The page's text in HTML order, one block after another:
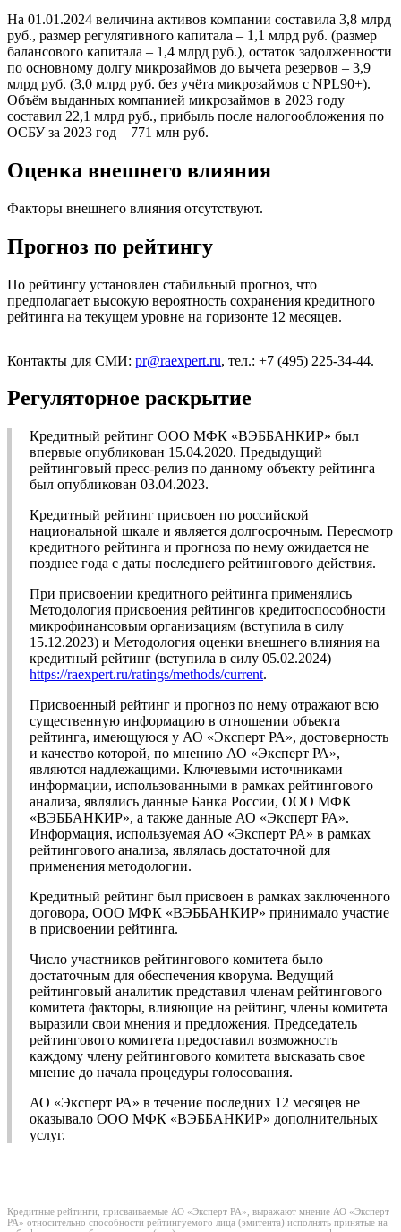
На 01.01.2024 величина активов компании составила 3,8 млрд
руб., размер регулятивного капитала – 1,1 млрд руб. (размер
балансового капитала – 1,4 млрд руб.), остаток задолженности
по основному долгу микрозаймов до вычета резервов – 3,9
млрд руб. (3,0 млрд руб. без учёта микрозаймов с NPL90+).
Объём выданных компанией микрозаймов в 2023 году
составил 22,1 млрд руб., прибыль после налогообложения по
ОСБУ за 2023 год – 771 млн руб.
Оценка внешнего влияния
Факторы внешнего влияния отсутствуют.
Прогноз по рейтингу
По рейтингу установлен стабильный прогноз, что
предполагает высокую вероятность сохранения кредитного
рейтинга на текущем уровне на горизонте 12 месяцев.
Контакты для СМИ: pr@raexpert.ru, тел.: +7 (495) 225-34-44.
Регуляторное раскрытие
Кредитный рейтинг ООО МФК «ВЭББАНКИР» был
впервые опубликован 15.04.2020. Предыдущий
рейтинговый пресс-релиз по данному объекту рейтинга
был опубликован 03.04.2023.
Кредитный рейтинг присвоен по российской
национальной шкале и является долгосрочным. Пересмотр
кредитного рейтинга и прогноза по нему ожидается не
позднее года с даты последнего рейтингового действия.
При присвоении кредитного рейтинга применялись
Методология присвоения рейтингов кредитоспособности
микрофинансовым организациям (вступила в силу
15.12.2023) и Методология оценки внешнего влияния на
кредитный рейтинг (вступила в силу 05.02.2024)
https://raexpert.ru/ratings/methods/current.
Присвоенный рейтинг и прогноз по нему отражают всю
существенную информацию в отношении объекта
рейтинга, имеющуюся у АО «Эксперт РА», достоверность
и качество которой, по мнению АО «Эксперт РА»,
являются надлежащими. Ключевыми источниками
информации, использованными в рамках рейтингового
анализа, являлись данные Банка России, ООО МФК
«ВЭББАНКИР», а также данные АО «Эксперт РА».
Информация, используемая АО «Эксперт РА» в рамках
рейтингового анализа, являлась достаточной для
применения методологии.
Кредитный рейтинг был присвоен в рамках заключенного
договора, ООО МФК «ВЭББАНКИР» принимало участие
в присвоении рейтинга.
Число участников рейтингового комитета было
достаточным для обеспечения кворума. Ведущий
рейтинговый аналитик представил членам рейтингового
комитета факторы, влияющие на рейтинг, члены комитета
выразили свои мнения и предложения. Председатель
рейтингового комитета предоставил возможность
каждому члену рейтингового комитета высказать свое
мнение до начала процедуры голосования.
АО «Эксперт РА» в течение последних 12 месяцев не
оказывало ООО МФК «ВЭББАНКИР» дополнительных
услуг.
Кредитные рейтинги, присваиваемые АО «Эксперт РА», выражают мнение АО «Эксперт
РА» относительно способности рейтингуемого лица (эмитента) исполнять принятые на